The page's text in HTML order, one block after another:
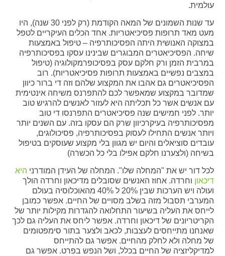
עולמית.
עד שנות השמונים של המאה הקודמת (רק לפני 30 שנה), היו
מעט מאד תרופות פסיכיאטריות. אחד הכלים העיקריים לטפל
במצוקה האנושית היתה הפסיכותרפיה – טיפול באמצעות
שיחה. הפסיכיאטרים המבוגרים שבינינו עסקו בפסיכותרפיה
במרבית הזמן ורק חלקם עסק בפסיכופרמקולוגיה (טיפול
במצבים נפשיים באמצעות תרופות פסיכיאטריות). רוב
הפסיכיאטרים גם אהבו את המקצוע שלהם וזה די ברור כיוון
שמדובר במקצוע שמאפשר לכם להתפרנס משיחה אינטימית
עם אנשים אשר כל תכליתה היא לעזור לאנשים להרגיש טוב
יותר. לפני חמישים שנה פסיכיאטרים התפרנסו די טוב
מפסיכותרפיה בעיקרכיוון שרק הם עסקו בזה. עם השנים יותר
ויותר אנשים התחילו לעסוק בפסיכותרפיה, פסיכולוגים,
עובדים סוציאלים והיום יש מגוון בלי מקצוע שעוסקים בטיפול
בשיחה (ולצערנו חלקם אפילו בלי כל הכשרה)
לכל דור יש את "המחלה שלו". המחלה של העידן המודרני היא
דיכאון וחרדה. אחוז האנשים שסובלים מדיכאון וחרדה הולך
ועולה ויש הערכות שבין 20% ל 40% מהאוכלוסיה בעולם
המערבי תסבול מזה בשלב מסויים של החיים. אפשר כמובן
לייחס את העליה בשיעור התחלואה להגדרות מקילות יותר של
הקריטריונים של דיכאון וחרדה. אפשר ליחס את העליה גם לכך
שאנחנו מתייחסים לעצבות, לכאב ולצער בתור סימפטומים
של מחלה ולא לחלק מהחיים. אפשר גם להתייחס
למדיקליזציה של החיים בכלל, ושל הנפש בפרט. אפשר גם